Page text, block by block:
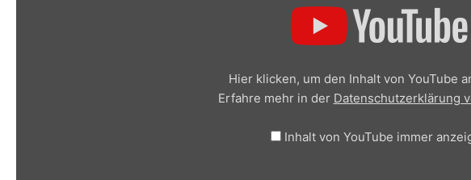
„re:publica 2017 – Sascha Lobo: Vom Reden im Netz.“
Hier klicken, um den Inhalt von YouTube
Erfahre mehr in der Datenschutzerklärung
Inhalt von YouTube immer